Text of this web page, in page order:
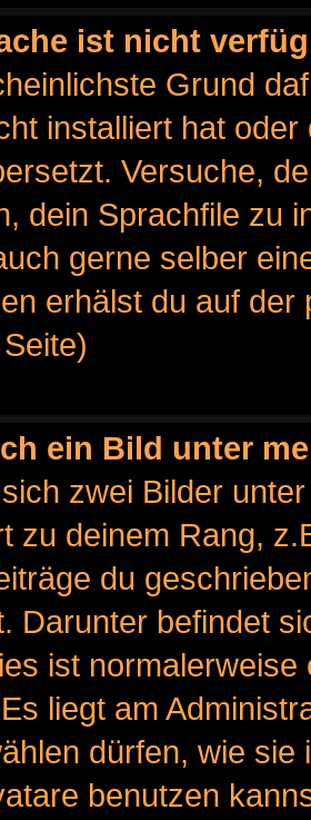
ist nicht
Grund
installiert hat
Versuche,
dein Sprachfile zu
gerne selber
erhälst du auf
ein Bild unter
zwei Bilder
zu deinem Rang,
du
Darunter befindet
ist
liegt am
dürfen, wie
benutzen